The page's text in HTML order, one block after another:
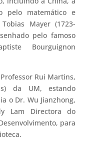
pelo matemático e
Mayer (1723-
pelo famoso
Bourguignon
Rui Martins,
da UM, estando
o Dr. Wu Jianzhong,
Lam Directora do
para